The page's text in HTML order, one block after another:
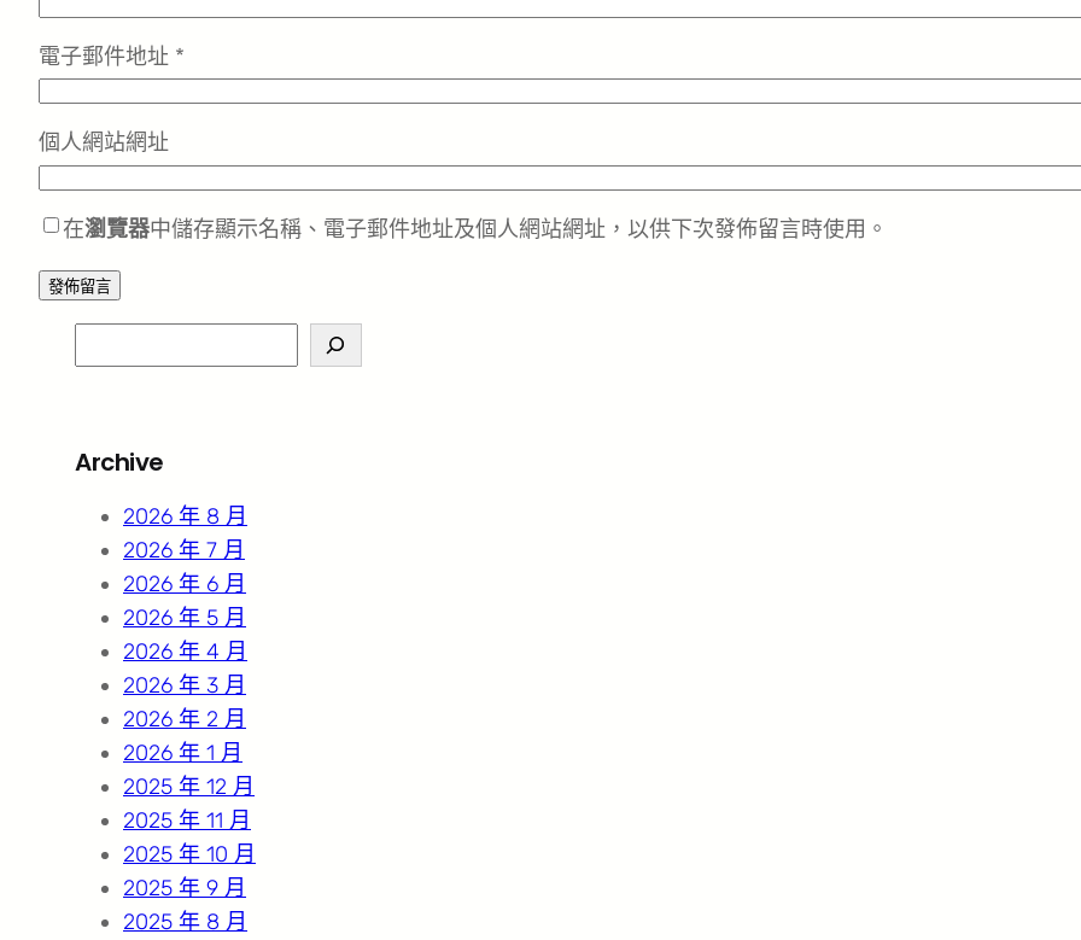
電子郵件地址 *
個人網站網址
在瀏覽器中儲存顯示名稱、電子郵件地址及個人網站網址，以供下次發佈留言時使用。
e
c
Archive
2026 年 8 月
2026 年 7 月
2026 年 6 月
2026 年 5 月
2026 年 4 月
2026 年 3 月
2026 年 2 月
2026 年 1 月
2025 年 12 月
2025 年 11 月
2025 年 10 月
2025 年 9 月
2025 年 8 月